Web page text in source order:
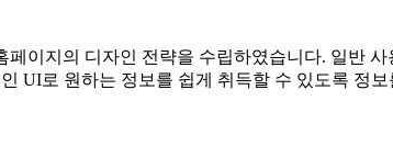
이지의 디자인 전략을 수립하였습니다. 일반
UI로 원하는 정보를 쉽게 취득할 수 있도록 정